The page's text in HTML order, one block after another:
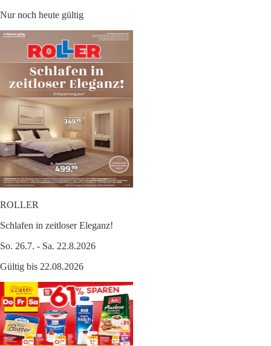
Nur noch heute gültig
ROLLER
Schlafen in zeitloser Eleganz!
So. 26.7. - Sa. 22.8.2026
Gültig bis 22.08.2026